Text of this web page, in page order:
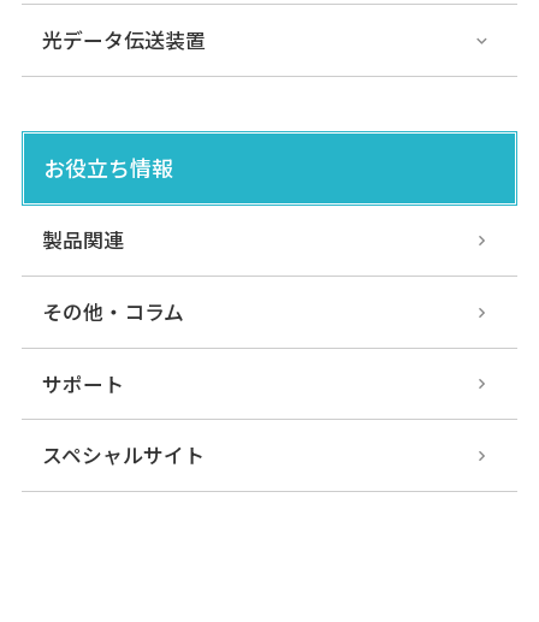
光データ伝送装置
お役立ち情報
製品関連
その他・コラム
サポート
スペシャルサイト